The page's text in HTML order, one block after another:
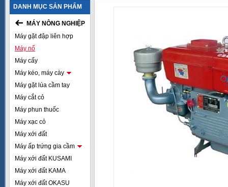
DANH MỤC SẢN PHẨM
MÁY NÔNG NGHIỆP
Máy gặt đập liên hợp
Máy nổ
Máy cấy
Máy kéo, máy cày
Máy gặt lúa cầm tay
Máy cắt cỏ
Máy phun thuốc
Máy xạc cỏ
Máy xới đất
Máy ấp trứng gia cầm
Máy xới đất KUSAMI
Máy xới đất KAMA
Máy xới đất OKASU